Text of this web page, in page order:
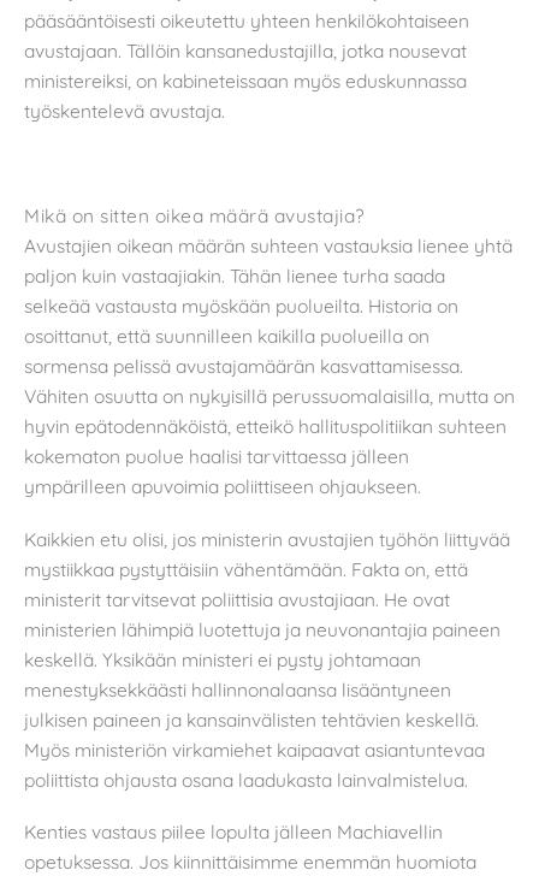
pääsääntöisesti oikeutettu yhteen henkilökohtaiseen
avustajaan. Tällöin kansanedustajilla, jotka nousevat
ministereiksi, on kabineteissaan myös eduskunnassa
työskentelevä avustaja.
Mikä on sitten oikea määrä avustajia?
Avustajien oikean määrän suhteen vastauksia lienee yhtä
paljon kuin vastaajiakin. Tähän lienee turha saada
selkeää vastausta myöskään puolueilta. Historia on
osoittanut, että suunnilleen kaikilla puolueilla on
sormensa pelissä avustajamäärän kasvattamisessa.
Vähiten osuutta on nykyisillä perussuomalaisilla, mutta on
hyvin epätodennäköistä, etteikö hallituspolitiikan suhteen
kokematon puolue haalisi tarvittaessa jälleen
ympärilleen apuvoimia poliittiseen ohjaukseen.
Kaikkien etu olisi, jos ministerin avustajien työhön liittyvää
mystiikkaa pystyttäisiin vähentämään. Fakta on, että
ministerit tarvitsevat poliittisia avustajiaan. He ovat
ministerien lähimpiä luotettuja ja neuvonantajia paineen
keskellä. Yksikään ministeri ei pysty johtamaan
menestyksekkäästi hallinnonalaansa lisääntyneen
julkisen paineen ja kansainvälisten tehtävien keskellä.
Myös ministeriön virkamiehet kaipaavat asiantuntevaa
poliittista ohjausta osana laadukasta lainvalmistelua.
Kenties vastaus piilee lopulta jälleen Machiavellin
opetuksessa. Jos kiinnittäisimme enemmän huomiota